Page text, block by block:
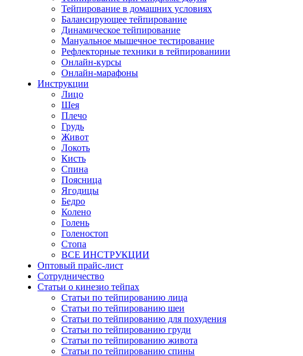
Тейпирование в домашних условиях
Балансирующее тейпирование
Динамическое тейпирование
Мануальное мышечное тестирование
Рефлекторные техники в тейпированиии
Онлайн-курсы
Онлайн-марафоны
Инструкции
Лицо
Шея
Плечо
Грудь
Живот
Локоть
Кисть
Спина
Поясница
Ягодицы
Бедро
Колено
Голень
Голеностоп
Стопа
ВСЕ ИНСТРУКЦИИ
Оптовый прайс-лист
Сотрудничество
Статьи о кинезио тейпах
Статьи по тейпированию лица
Статьи по тейпированию шеи
Статьи по тейпированию для похудения
Статьи по тейпированию груди
Статьи по тейпированию живота
Статьи по тейпированию спины